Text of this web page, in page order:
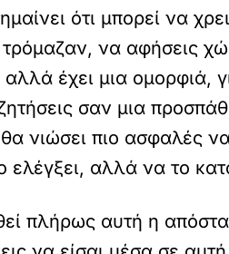
ότι μπορεί να
να αφήσεις
έχει μια ομορφιά,
σαν μια
νιώσει πιο ασφαλές
αλλά να το
πλήρως αυτή η